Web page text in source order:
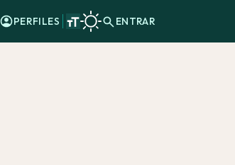
PERFILES ENTRAR